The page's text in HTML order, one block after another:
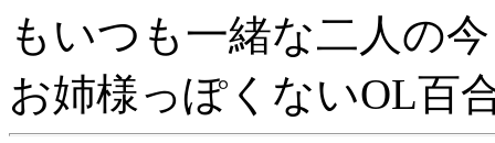
もいつも一緒な二人の
お姉様っぽくないOL百